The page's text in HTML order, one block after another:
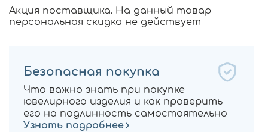
Акция поставщика. На данный товар
персональная скидка не действует
Безопасная покупка
Что важно знать при покупке
ювелирного изделия и как проверить
его на подлинность самостоятельно
Узнать подробнее